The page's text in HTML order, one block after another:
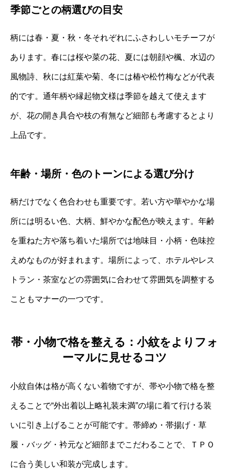
季節ごとの柄選びの目安
柄には春・夏・秋・冬それぞれにふさわしいモチーフが
あります。春には桜や菜の花、夏には朝顔や楓、水辺の
風物詩、秋には紅葉や菊、冬には椿や松竹梅などが代表
的です。通年柄や縁起物文様は季節を越えて使えます
が、花の開き具合や枝の有無など細部も考慮するとより
上品です。
年齢・場所・色のトーンによる選び分け
柄だけでなく色合わせも重要です。若い方や華やかな場
所には明るい色、大柄、鮮やかな配色が映えます。年齢
を重ねた方や落ち着いた場所では地味目・小柄・色味控
えめなものが好まれます。場所によって、ホテルやレス
トラン・茶室などの雰囲気に合わせて雰囲気を調整する
こともマナーの一つです。
帯・小物で格を整える：小紋をよりフォ
ーマルに見せるコツ
小紋自体は格が高くない着物ですが、帯や小物で格を整
えることで“外出着以上略礼装未満”の場に着て行ける装
いに引き上げることが可能です。帯締め・帯揚げ・草
履・バッグ・衿元など細部までこだわることで、ＴＰＯ
に合う美しい和装が完成します。